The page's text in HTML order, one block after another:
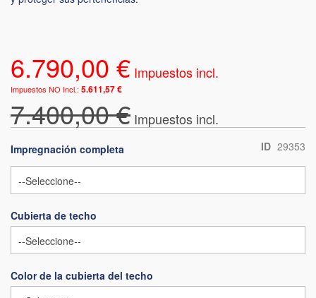
6.790,00 €
5.611,57 €
7.400,00 €
ID 29353
Impregnación completa
Cubierta de techo
Color de la cubierta del techo